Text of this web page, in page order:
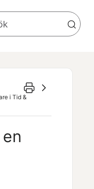
i Tid &